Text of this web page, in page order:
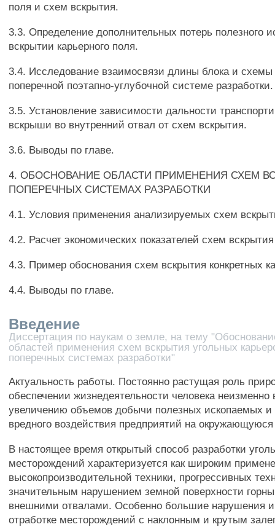
поля и схем вскрытия.
3.3. Определение дополнительных потерь полезного
вскрытии карьерного поля.
3.4. Исследование взаимосвязи длины блока и схемы
поперечной поэтапно-углубочной системе разработки.
3.5. Установление зависимости дальности
вскрыши во внутренний отвал от схем вскрытия.
3.6. Выводы по главе.
4. ОБОСНОВАНИЕ ОБЛАСТИ ПРИМЕНЕНИЯ СХЕМ
ПОПЕРЕЧНЫХ СИСТЕМАХ РАЗРАБОТКИ
4.1. Условия применения анализируемых схем
4.2. Расчет экономических показателей схем
4.3. Пример обоснования схем вскрытия конкретных
4.4. Выводы по главе.
Введение
Диссертация по наукам о земле, на тему
областей применения схем вскрытия угольных
поперечных системах разработки"
Актуальность работы. Постоянно растущая роль
обеспечении жизнедеятельности человека неизменно
увеличению объемов добычи полезных ископаемых
вредного воздействия предприятий на окружающуюся
В настоящее время открытый способ разработки
месторождений характеризуется как широким
высокопроизводительной техники, прогрессивных
значительным нарушением земной поверхности
внешними отвалами. Особенно большие нарушения
отработке месторождений с наклонным и крутым